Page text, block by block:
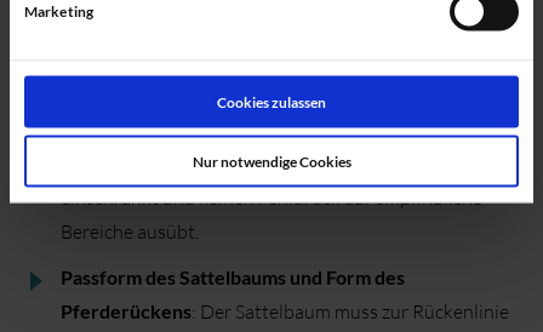
Marketing
Cookies zulassen
Nur notwendige Cookies
Sattellage korrekt bestimmen: Der Sattel muss so
liegen, dass er die Bewegungsfreiheit des Pferdes nicht
einschränkt und keinen Fehldruck auf empfindliche
Bereiche ausübt.
Passform des Sattelbaums und Form des
Pferderückens: Der Sattelbaum muss zur Rückenlinie